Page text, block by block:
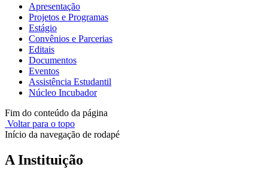
Apresentação
Projetos e Programas
Estágio
Convênios e Parcerias
Editais
Documentos
Eventos
Assistência Estudantil
Núcleo Incubador
Fim do conteúdo da página
Voltar para o topo
Início da navegação de rodapé
A Instituição